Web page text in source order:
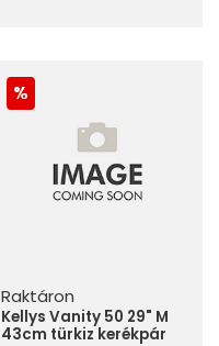
Raktáron
Kellys Vanity 50 29" M
43cm türkiz kerékpár